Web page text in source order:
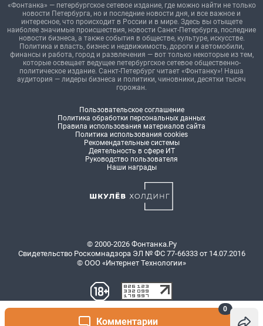
Комментарии
0
«Фонтанка» — петербургское сетевое издание, где можно найти не только
новости Петербурга, но и последние новости дня, и все важное и
интересное, что происходит в России и в мире. Здесь вы отыщете
наиболее значимые происшествия, новости Санкт-Петербурга, последние
новости бизнеса, а также события в обществе, культуре, искусстве.
Политика и власть, бизнес и недвижимость, дороги и автомобили,
финансы и работа, город и развлечения — вот только некоторые из тем,
которые освещает ведущее петербургское сетевое общественно-
политическое издание. Санкт-Петербург читает «Фонтанку»! Наша
аудитория — лидеры бизнеса и политики, чиновники, десятки тысяч
горожан.
Пользовательское соглашение
Политика обработки персональных данных
Правила использования материалов сайта
Политика использования cookies
Рекомендательные системы
Деятельность в сфере ИТ
Руководство пользователя
Наши награды
© 2000-2026 Фонтанка.Ру
Свидетельство Роскомнадзора ЭЛ № ФС 77-66333 от 14.07.2016
© ООО «Интернет Технологии»